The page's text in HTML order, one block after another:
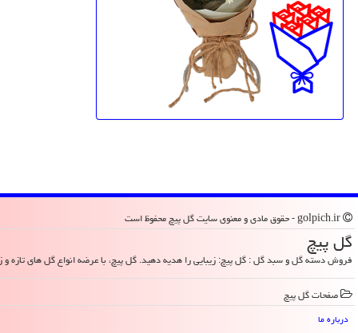
گل پیچ
فروش دسته گل و سبد گل : گل پیچ: زیبایی را هدیه دهید. گل پیچ، با عرضه انواع گل های تازه و
صفحات گل پیچ
درباره ما